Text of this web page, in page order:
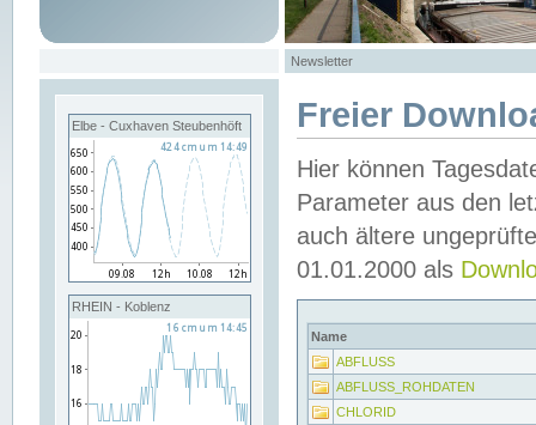
Newsletter
Elbe - Cuxhaven Steubenhöft
RHEIN - Koblenz
Freier
Hier können
Parameter aus den
auch ältere
01.01.2000 als
Name
ABFLUSS
ABFLUSS_ROHDATEN
CHLORID